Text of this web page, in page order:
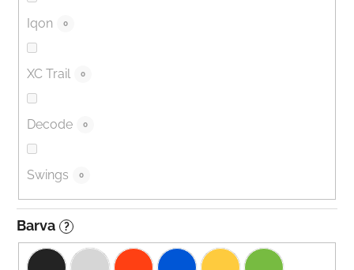
Iqon 0
XC Trail 0
Decode 0
Swings 0
Barva ?